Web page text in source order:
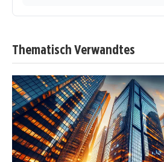
Thematisch Verwandtes